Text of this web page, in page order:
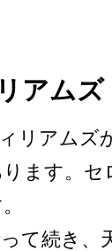
アム
リアムズ
ます。
て続­き